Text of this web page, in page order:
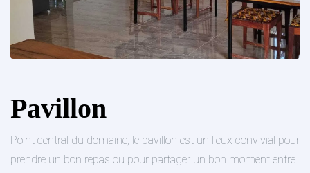
Pavillon
Point central du domaine, le pavillon est un lieux convivial pour
prendre un bon repas ou pour partager un bon moment entre